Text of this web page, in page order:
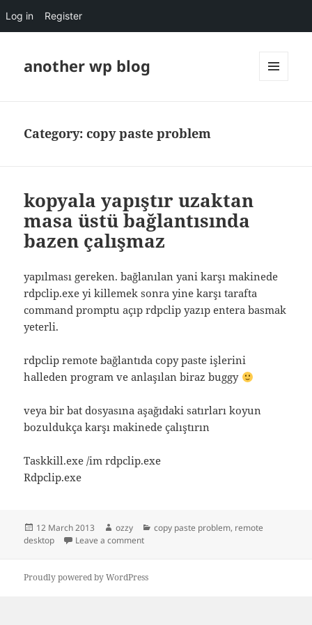
Log in Register
another wp blog
Category:copy paste problem
kopyala yapıştır uzaktan
masa üstü bağlantısında
bazen çalışmaz
yapılması gereken. bağlanılan yani karşı makinede
rdpclip.exe yi killemek sonra yine karşı tarafta
command promptu açıp rdpclip yazıp entera basmak
yeterli.
rdpclip remote bağlantıda copy paste işlerini
halleden program ve anlaşılan biraz buggy
veya bir bat dosyasına aşağıdaki satırları koyun
bozuldukça karşı makinede çalıştırın
Taskkill.exe /im rdpclip.exe
Rdpclip.exe
Posted
on
12 March 2013 Author
ozzy Categories
copy paste problem, remote
desktop
Leave a commenton kopyala yapıştır uzaktan masa üstü
Proudly powered by WordPress